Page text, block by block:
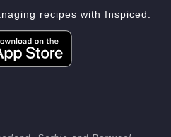
recipes with Inspiced.